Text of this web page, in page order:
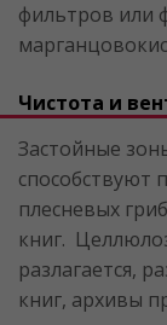
фильтров или
Чистота и
Застойные
плесневых
книг.
разлагается,
книг, архивы